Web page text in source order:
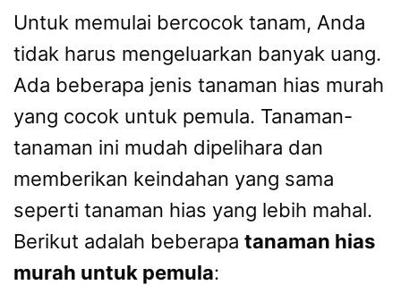
Untuk memulai bercocok tanam, Anda
tidak harus mengeluarkan banyak uang.
Ada beberapa jenis tanaman hias murah
yang cocok untuk pemula. Tanaman-
tanaman ini mudah dipelihara dan
memberikan keindahan yang sama
seperti tanaman hias yang lebih mahal.
Berikut adalah beberapa tanaman hias
murah untuk pemula: